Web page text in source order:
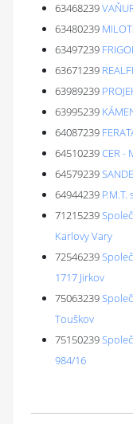
63468239
63480239
63497239
63671239
63989239
63995239
64087239
64510239CER -
64579239
64944239
71215239
Karlovy Vary
72546239
1717 Jirkov
75063239
Touškov
75150239
984/16